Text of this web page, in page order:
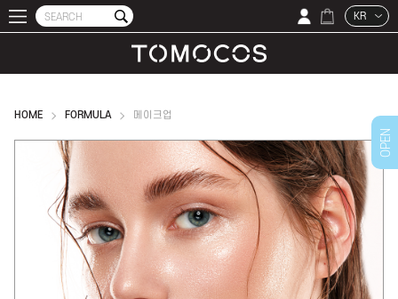
KR
HOME FORMULA 메이크업
OPEN